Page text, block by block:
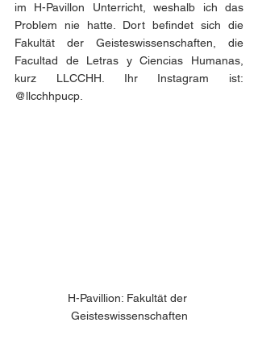
im H-Pavillon Unterricht, weshalb ich das
Problem nie hatte. Dort befindet sich die
Fakultät der Geisteswissenschaften, die
Facultad de Letras y Ciencias Humanas,
kurz LLCCHH. Ihr Instagram ist:
@llcchhpucp.
H-Pavillion: Fakultät der
Geisteswissenschaften